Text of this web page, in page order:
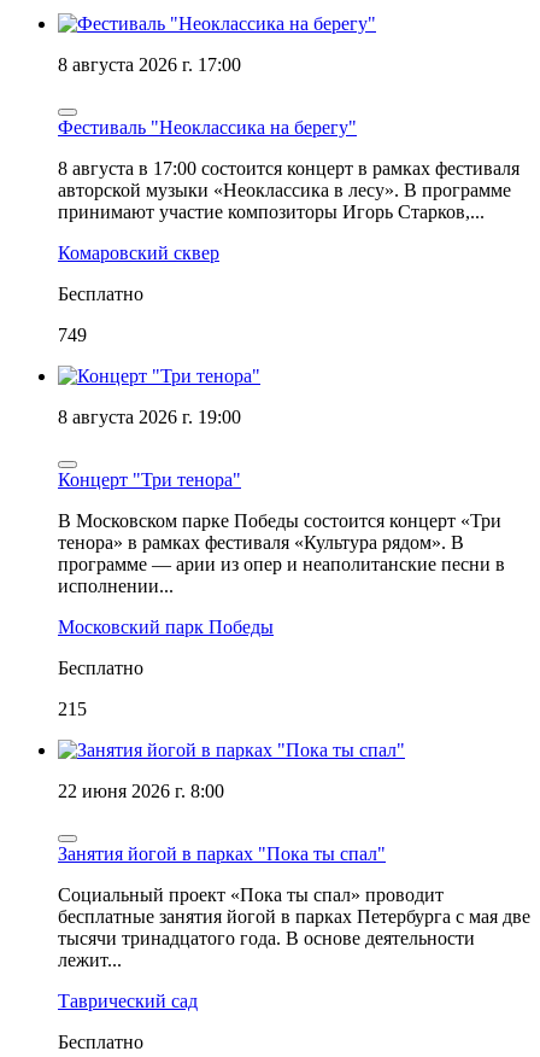
8 августа 2026 г. 17:00
Фестиваль "Неоклассика на берегу"
8 августа в 17:00 состоится концерт в рамках фестиваля
авторской музыки «Неоклассика в лесу». В программе
принимают участие композиторы Игорь Старков,...
Комаровский сквер
Бесплатно
749
8 августа 2026 г. 19:00
Концерт "Три тенора"
В Московском парке Победы состоится концерт «Три
тенора» в рамках фестиваля «Культура рядом». В
программе — арии из опер и неаполитанские песни в
исполнении...
Московский парк Победы
Бесплатно
215
22 июня 2026 г. 8:00
Занятия йогой в парках "Пока ты спал"
Социальный проект «Пока ты спал» проводит
бесплатные занятия йогой в парках Петербурга с мая две
тысячи тринадцатого года. В основе деятельности
лежит...
Таврический сад
Бесплатно